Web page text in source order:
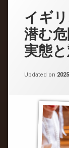
イギ
潜む
実態
Updated on